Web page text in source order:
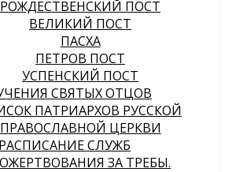
РОЖДЕСТВЕНСКИЙ ПОСТ
ВЕЛИКИЙ ПОСТ
ПАСХА
ПЕТРОВ ПОСТ
УСПЕНСКИЙ ПОСТ
СВЯТЫХ ОТЦОВ
ПАТРИАРХОВ РУССКОЙ
ПРАВОСЛАВНОЙ ЦЕРКВИ
РАСПИСАНИЕ СЛУЖБ
ЗА ТРЕБЫ.